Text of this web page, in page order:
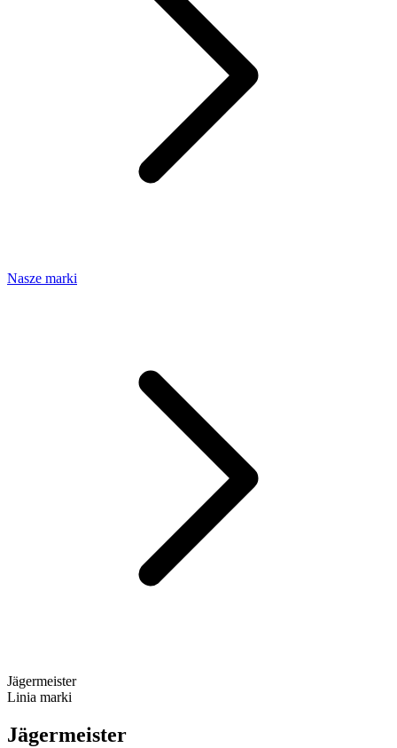
Nasze marki
Jägermeister
Linia marki
Jägermeister